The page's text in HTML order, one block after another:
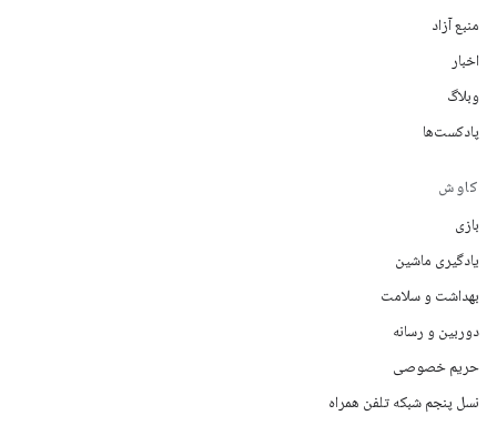
منبع آزاد
اخبار
وبلاگ
پادکست‌ها
کاوش
بازی
یادگیری ماشین
بهداشت و سلامت
دوربین و رسانه
حریم خصوصی
نسل پنجم شبکه تلفن همراه